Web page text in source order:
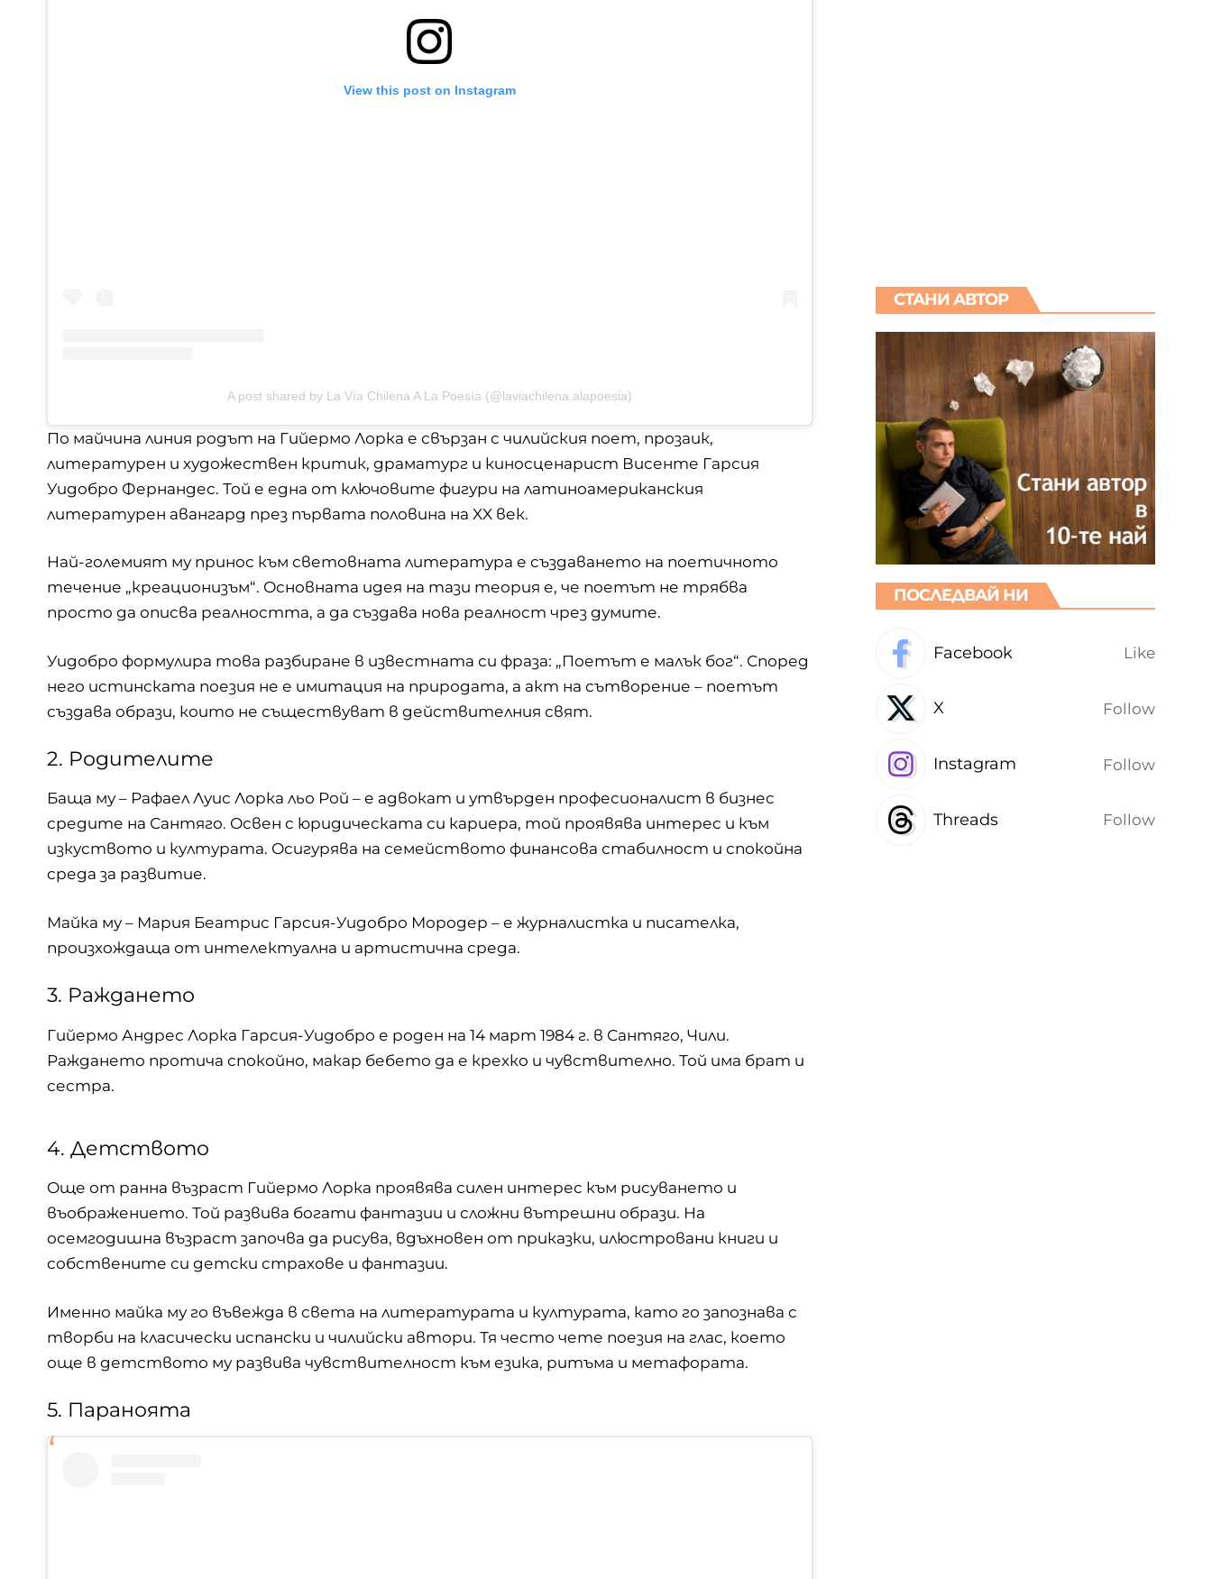
View this post on Instagram
A post shared by La Vía Chilena A La Poesía (@laviachilena.alapoesia)
По майчина линия родът на Гийермо Лорка е свързан с чилийския поет, прозаик,
литературен и художествен критик, драматург и киносценарист Висенте Гарсия
Уидобро Фернандес. Той е една от ключовите фигури на латиноамериканския
литературен авангард през първата половина на XX век.
Най-големият му принос към световната литература е създаването на поетичното
течение „креационизъм“. Основната идея на тази теория е, че поетът не трябва
просто да описва реалността, а да създава нова реалност чрез думите.
Уидобро формулира това разбиране в известната си фраза: „Поетът е малък бог“. Според
него истинската поезия не е имитация на природата, а акт на сътворение – поетът
създава образи, които не съществуват в действителния свят.
2. Родителите
Баща му – Рафаел Луис Лорка льо Рой – е адвокат и утвърден професионалист в бизнес
средите на Сантяго. Освен с юридическата си кариера, той проявява интерес и към
изкуството и културата. Осигурява на семейството финансова стабилност и спокойна
среда за развитие.
Майка му – Мария Беатрис Гарсия-Уидобро Мородер – е журналистка и писателка,
произхождаща от интелектуална и артистична среда.
3. Раждането
Гийермо Андрес Лорка Гарсия-Уидобро е роден на 14 март 1984 г. в Сантяго, Чили.
Раждането протича спокойно, макар бебето да е крехко и чувствително. Той има брат и
сестра.
4. Детството
Още от ранна възраст Гийермо Лорка проявява силен интерес към рисуването и
въображението. Той развива богати фантазии и сложни вътрешни образи. На
осемгодишна възраст започва да рисува, вдъхновен от приказки, илюстровани книги и
собствените си детски страхове и фантазии.
Именно майка му го въвежда в света на литературата и културата, като го запознава с
творби на класически испански и чилийски автори. Тя често чете поезия на глас, което
още в детството му развива чувствителност към езика, ритъма и метафората.
5. Параноята
СТАНИ АВТОР
ПОСЛЕДВАЙ НИ
Facebook Like
X Follow
Instagram Follow
Threads Follow